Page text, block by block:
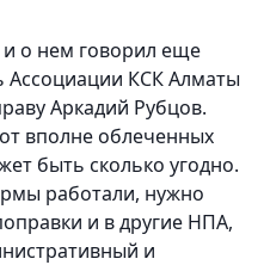
о нем говорил еще
Ассоциации КСК Алматы
Аркадий Рубцов.
вполне облеченных
быть сколько угодно.
работали, нужно
и в другие НПА,
и